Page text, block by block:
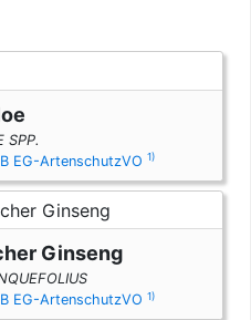
SPP.
EG-ArtenschutzVO 1)
Ginseng
EG-ArtenschutzVO 1)